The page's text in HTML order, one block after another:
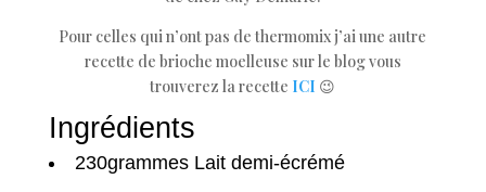
Pour celles qui n’ont pas de thermomix j’ai une autre
recette de brioche moelleuse sur le blog vous
trouverez la recette ICI 😉
Ingrédients
230grammes Lait demi-écrémé